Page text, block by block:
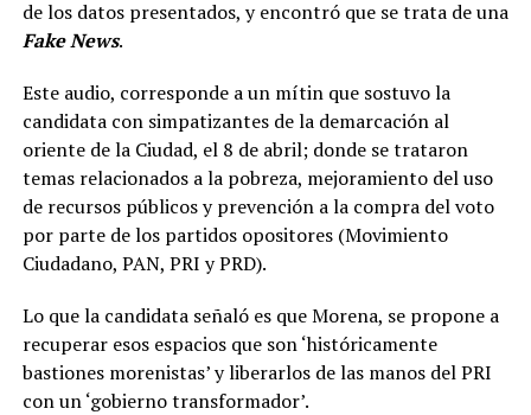
de los datos presentados, y encontró que se trata de una
Fake News.
Este audio, corresponde a un mítin que sostuvo la
candidata con simpatizantes de la demarcación al
oriente de la Ciudad, el 8 de abril; donde se trataron
temas relacionados a la pobreza, mejoramiento del uso
de recursos públicos y prevención a la compra del voto
por parte de los partidos opositores (Movimiento
Ciudadano, PAN, PRI y PRD).
Lo que la candidata señaló es que Morena, se propone a
recuperar esos espacios que son ‘históricamente
bastiones morenistas’ y liberarlos de las manos del PRI
con un ‘gobierno transformador’.